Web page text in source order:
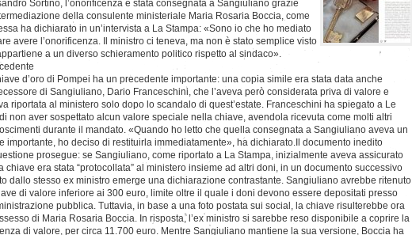
Sortino, l’onorificenza è stata consegnata a Sangiuliano grazie
della consulente ministeriale Maria Rosaria Boccia, come
ha dichiarato in un’intervista a La Stampa: «Sono io che ho mediato
avere l’onorificenza. Il ministro ci teneva, ma non è stato semplice visto
a un diverso schieramento politico rispetto al sindaco».
d’oro di Pompei ha un precedente importante: una copia simile era stata data anche
di Sangiuliano, Dario Franceschini, che l’aveva però considerata priva di valore e
riportata al ministero solo dopo lo scandalo di quest’estate. Franceschini ha spiegato a Le
non aver sospettato alcun valore speciale nella chiave, avendola ricevuta come molti altri
durante il mandato. «Quando ho letto che quella consegnata a Sangiuliano aveva un
importante, ho deciso di restituirla immediatamente», ha dichiarato.Il documento inedito
prosegue: se Sangiuliano, come riportato a La Stampa, inizialmente aveva assicurato
chiave era stata “protocollata” al ministero insieme ad altri doni, in un documento successivo
dallo stesso ex ministro emerge una dichiarazione contrastante. Sangiuliano avrebbe ritenuto
di valore inferiore ai 300 euro, limite oltre il quale i doni devono essere depositati presso
pubblica. Tuttavia, in base a una foto postata sui social, la chiave risulterebbe ora
di Maria Rosaria Boccia. In risposta, l’ex ministro si sarebbe reso disponibile a coprire la
di valore, per circa 11.700 euro. Mentre Sangiuliano mantiene la sua versione, Boccia ha